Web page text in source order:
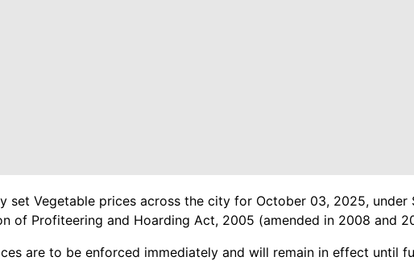
set Vegetable prices across the city for October 03, 2025, under
of Profiteering and Hoarding Act, 2005 (amended in 2008 and
are to be enforced immediately and will remain in effect until